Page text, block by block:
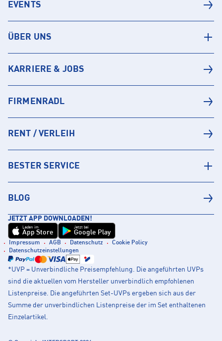
EVENTS
ÜBER UNS
KARRIERE & JOBS
FIRMENRADL
RENT / VERLEIH
BESTER SERVICE
BLOG
JETZT APP DOWNLOADEN!
Laden im
App Store
Jetzt bei
Google Play
Impressum AGB Datenschutz
Cookie Policy
Datenschutzeinstellungen
*UVP = Unverbindliche Preisempfehlung. Die angeführten UVPs
sind die aktuellen vom Hersteller unverbindlich empfohlenen
Listenpreise. Die angeführten Set-UVPs ergeben sich aus der
Summe der unverbindlichen Listenpreise der im Set enthaltenen
Einzelartikel.